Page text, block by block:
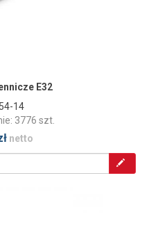
E32
14
3776 szt.
netto